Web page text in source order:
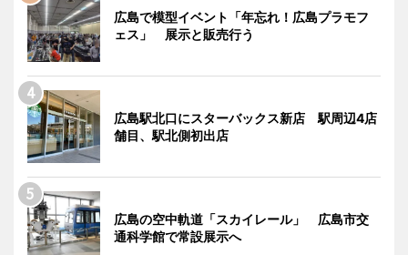
広島で模型イベント「年忘れ！広島プラモフ
ェス」 展示と販売行う
広島駅北口にスターバックス新店 駅周辺4店
舗目、駅北側初出店
広島の空中軌道「スカイレール」 広島市交
通科学館で常設展示へ